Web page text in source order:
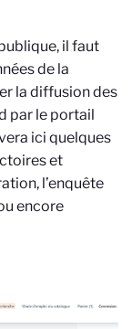
il faut
de la
la diffusion des
par le portail
ici quelques
et
l’enquête
encore